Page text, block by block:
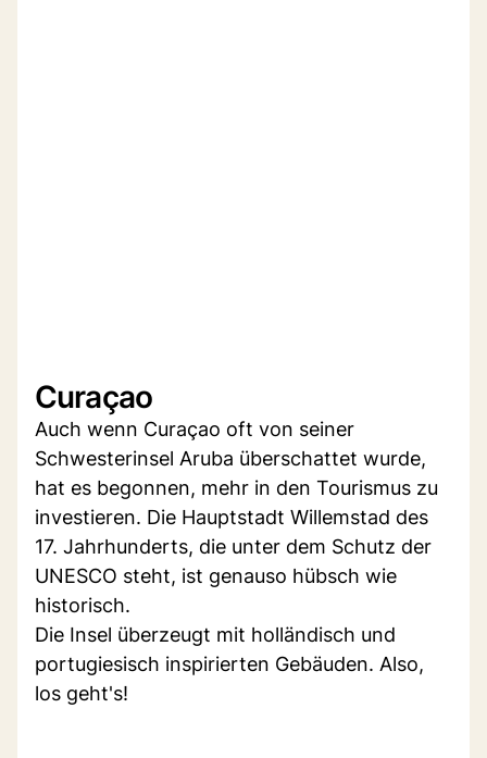
Curaçao
Auch wenn Curaçao oft von seiner
Schwesterinsel Aruba überschattet wurde,
hat es begonnen, mehr in den Tourismus zu
investieren. Die Hauptstadt Willemstad des
17. Jahrhunderts, die unter dem Schutz der
UNESCO steht, ist genauso hübsch wie
historisch.
Die Insel überzeugt mit holländisch und
portugiesisch inspirierten Gebäuden. Also,
los geht's!